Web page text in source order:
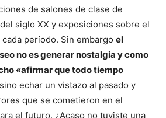
de salones de clase de
siglo XX y exposiciones sobre el
período. Sin embargo el
no es generar nostalgia y como
«afirmar que todo tiempo
echar un vistazo al pasado y
que se cometieron en el
el futuro. ¿Acaso no tuviste una